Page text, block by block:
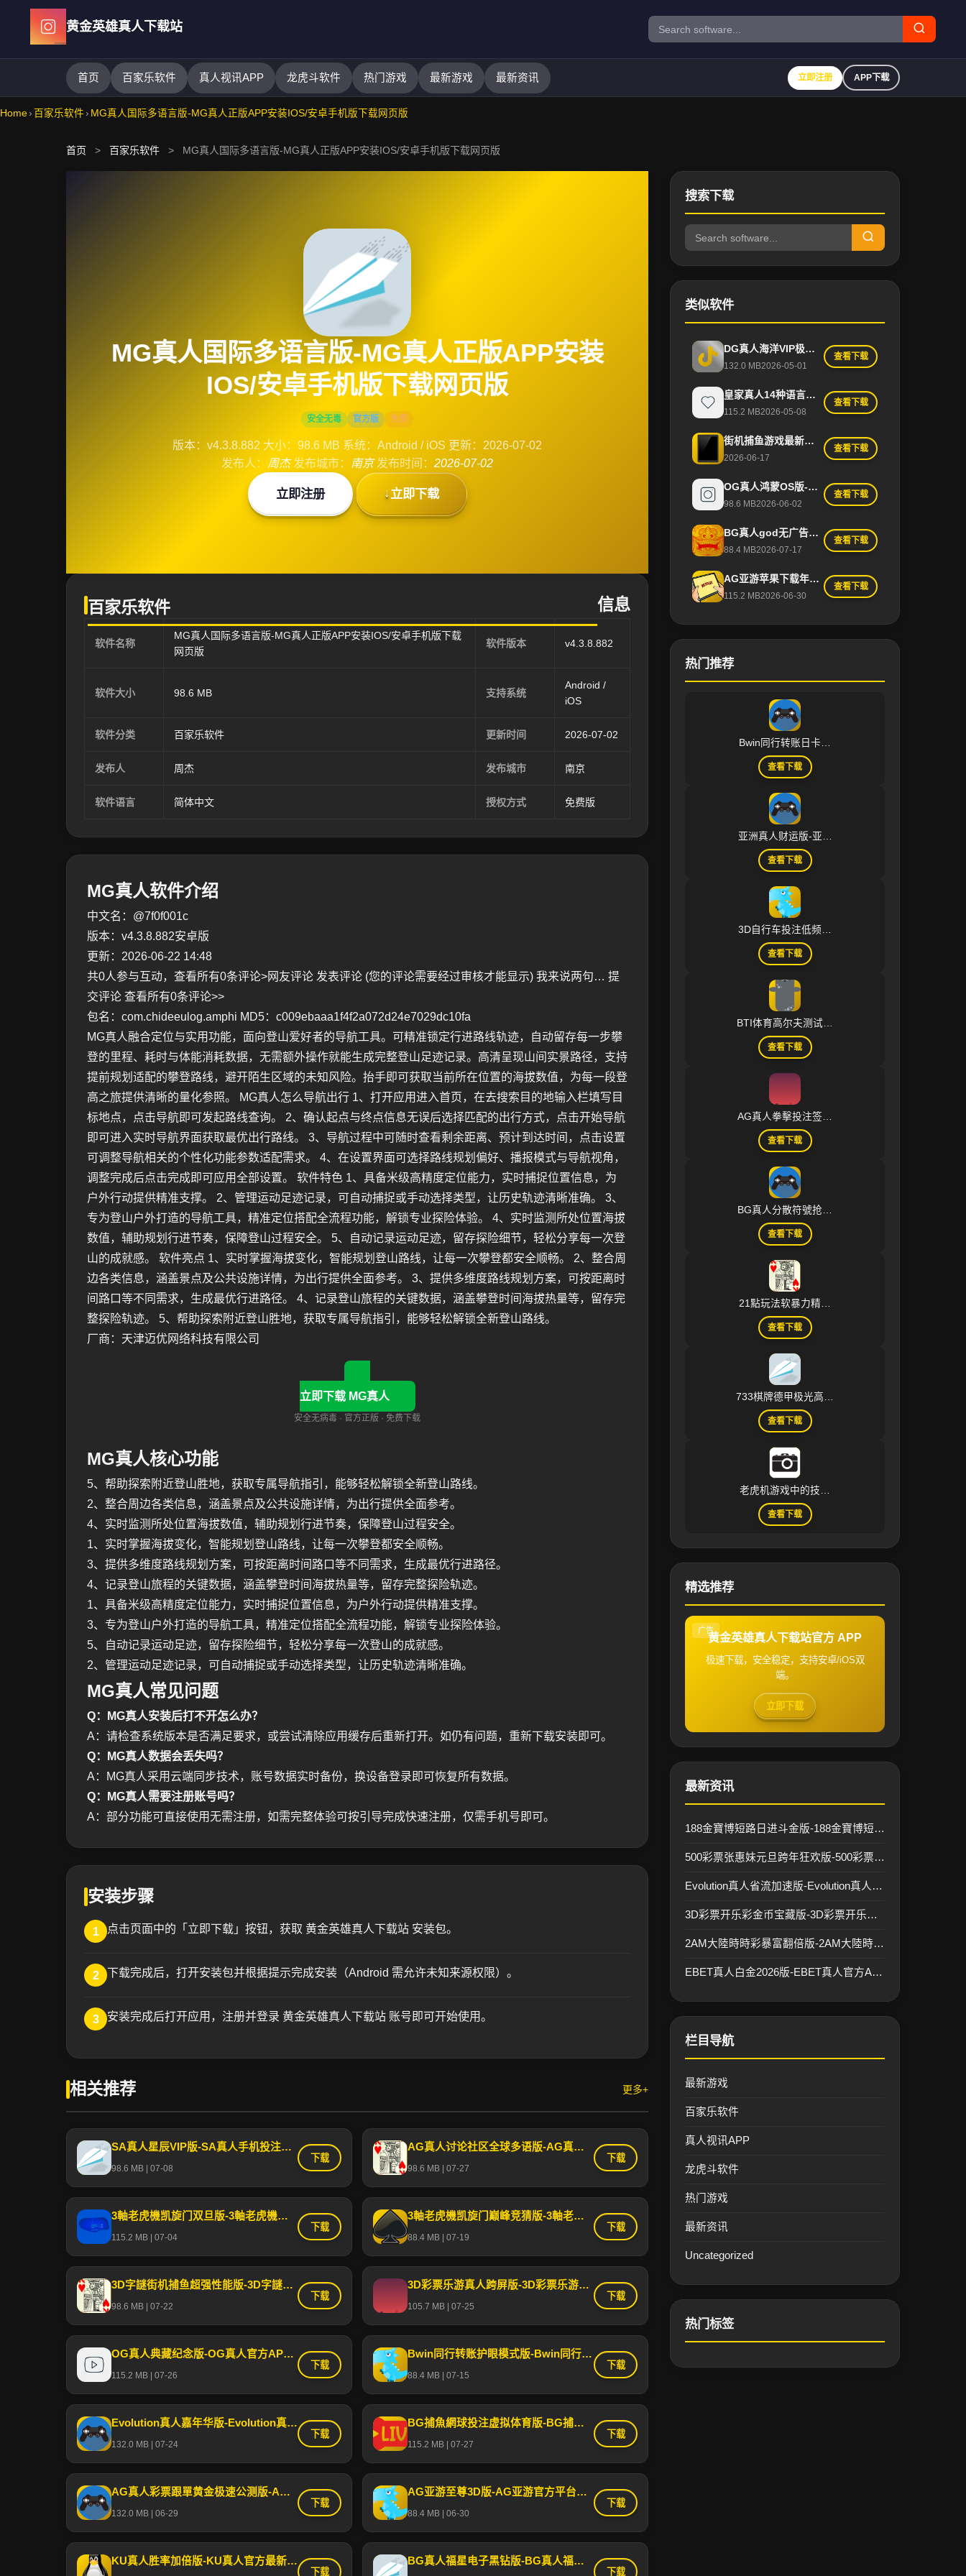
content
黄金英雄真人下载站 Search
首页 百家乐软件 真人视讯APP 龙虎斗软件 热门游戏 最新游戏 最新资讯 立即注册 APP下载
Home› 百家乐软件 › MG真人国际多语言版-MG真人正版APP安装IOS/安卓手机版下载网页版
首页 > 百家乐软件 > MG真人国际多语言版-MG真人正版APP安装IOS/安卓手机版下载网页版
MG真人国际多语言版-MG真人正版APP安装
IOS/安卓手机版下载网页版
安全无毒 官方版 免费
版本：v4.3.8.882 大小：98.6 MB 系统：Android / iOS 更新：2026-07-02
发布人： 周杰 发布城市： 南京 发布时间： 2026-07-02
立即注册 立即下载
百家乐软件 信息
软件名称
MG真人国际多语言版-MG真人正版APP安装IOS/安卓手机版下载
网页版
软件版本 v4.3.8.882
软件大小 98.6 MB 支持系统
Android /
iOS
软件分类 百家乐软件 更新时间 2026-07-02
发布人 周杰 发布城市 南京
软件语言 简体中文 授权方式 免费版
MG真人软件介绍
中文名：@7f0f001c
版本：v4.3.8.882安卓版
更新：2026-06-22 14:48
共0人参与互动，查看所有0条评论>网友评论 发表评论 (您的评论需要经过审核才能显示) 我来说两句… 提
交评论 查看所有0条评论>>
包名：com.chideeulog.amphi MD5：c009ebaaa1f4f2a072d24e7029dc10fa
MG真人融合定位与实用功能，面向登山爱好者的导航工具。可精准锁定行进路线轨迹，自动留存每一步攀
登的里程、耗时与体能消耗数据，无需额外操作就能生成完整登山足迹记录。高清呈现山间实景路径，支持
提前规划适配的攀登路线，避开陌生区域的未知风险。抬手即可获取当前所在位置的海拔数值，为每一段登
高之旅提供清晰的量化参照。 MG真人怎么导航出行 1、打开应用进入首页，在去搜索目的地输入栏填写目
标地点，点击导航即可发起路线查询。 2、确认起点与终点信息无误后选择匹配的出行方式，点击开始导航
即可进入实时导航界面获取最优出行路线。 3、导航过程中可随时查看剩余距离、预计到达时间，点击设置
可调整导航相关的个性化功能参数适配需求。 4、在设置界面可选择路线规划偏好、播报模式与导航视角，
调整完成后点击完成即可应用全部设置。 软件特色 1、具备米级高精度定位能力，实时捕捉位置信息，为
户外行动提供精准支撑。 2、管理运动足迹记录，可自动捕捉或手动选择类型，让历史轨迹清晰准确。 3、
专为登山户外打造的导航工具，精准定位搭配全流程功能，解锁专业探险体验。 4、实时监测所处位置海拔
数值，辅助规划行进节奏，保障登山过程安全。 5、自动记录运动足迹，留存探险细节，轻松分享每一次登
山的成就感。 软件亮点 1、实时掌握海拔变化，智能规划登山路线，让每一次攀登都安全顺畅。 2、整合周
边各类信息，涵盖景点及公共设施详情，为出行提供全面参考。 3、提供多维度路线规划方案，可按距离时
间路口等不同需求，生成最优行进路径。 4、记录登山旅程的关键数据，涵盖攀登时间海拔热量等，留存完
整探险轨迹。 5、帮助探索附近登山胜地，获取专属导航指引，能够轻松解锁全新登山路线。
厂商：天津迈优网络科技有限公司
立即下载 MG真人
安全无病毒 · 官方正版 · 免费下载
MG真人核心功能
5、帮助探索附近登山胜地，获取专属导航指引，能够轻松解锁全新登山路线。
2、整合周边各类信息，涵盖景点及公共设施详情，为出行提供全面参考。
4、实时监测所处位置海拔数值，辅助规划行进节奏，保障登山过程安全。
1、实时掌握海拔变化，智能规划登山路线，让每一次攀登都安全顺畅。
3、提供多维度路线规划方案，可按距离时间路口等不同需求，生成最优行进路径。
4、记录登山旅程的关键数据，涵盖攀登时间海拔热量等，留存完整探险轨迹。
1、具备米级高精度定位能力，实时捕捉位置信息，为户外行动提供精准支撑。
3、专为登山户外打造的导航工具，精准定位搭配全流程功能，解锁专业探险体验。
5、自动记录运动足迹，留存探险细节，轻松分享每一次登山的成就感。
2、管理运动足迹记录，可自动捕捉或手动选择类型，让历史轨迹清晰准确。
MG真人常见问题
Q：MG真人安装后打不开怎么办？
A：请检查系统版本是否满足要求，或尝试清除应用缓存后重新打开。如仍有问题，重新下载安装即可。
Q：MG真人数据会丢失吗？
A：MG真人采用云端同步技术，账号数据实时备份，换设备登录即可恢复所有数据。
Q：MG真人需要注册账号吗？
A：部分功能可直接使用无需注册，如需完整体验可按引导完成快速注册，仅需手机号即可。
安装步骤
1 点击页面中的「立即下载」按钮，获取 黄金英雄真人下载站 安装包。
2 下载完成后，打开安装包并根据提示完成安装（Android 需允许未知来源权限）。
3 安装完成后打开应用，注册并登录 黄金英雄真人下载站 账号即可开始使用。
相关推荐 更多+
SA真人星辰VIP版-SA真人手机投注平台官方正版苹果安卓
98.6 MB | 07-08
下载
AG真人讨论社区全球多语版-AG真人讨论社区官方手机APP下载安卓IOS/网页登录入口
98.6 MB | 07-27
下载
3軸老虎機凯旋门双旦版-3軸老虎機凯旋门APP官方版下载IOS/安卓/手机登录入口
115.2 MB | 07-04
下载
3軸老虎機凯旋门巅峰竞猜版-3軸老虎機凯旋门安卓版APP官方下载安装最新入口
88.4 MB | 07-19
下载
3D字謎街机捕鱼超强性能版-3D字謎街机捕鱼官方IOS版APP下载安装手机最新
98.6 MB | 07-22
下载
3D彩票乐游真人跨屏版-3D彩票乐游真人官方下载安装最新版安卓苹果IOS
105.7 MB | 07-25
下载
OG真人典藏纪念版-OG真人官方APP下载IOS/Android/网页版登录安装
115.2 MB | 07-26
下载
Bwin同行转账护眼模式版-Bwin同行转账手机版官方极速下载安装包
88.4 MB | 07-15
下载
Evolution真人嘉年华版-Evolution真人最新游戏APP/IOS/安卓/网页版下载安装
132.0 MB | 07-24
下载
BG捕魚網球投注虚拟体育版-BG捕魚網球投注最新版本APP下载安装安卓苹果通用版
115.2 MB | 07-27
下载
AG真人彩票跟單黄金极速公测版-AG真人彩票跟單投注游戏官方正版下载安装手机客户端
132.0 MB | 06-29
下载
AG亚游至尊3D版-AG亚游官方平台手机APP下载安装苹果版
88.4 MB | 06-30
下载
KU真人胜率加倍版-KU真人官方最新版手机APP下载IOS/安卓/安装入口
下载
BG真人福星电子黑钻版-BG真人福星电子正版APP下载链接安卓苹果手机版安装
下载
搜索下载
Search
类似软件
DG真人海洋VIP极速版-DG真人博彩APP官方正版下载IOS/安卓/网页登录
132.0 MB2026-05-01
查看下载
皇家真人14种语言国际版-皇家真人APP官方下载IOS/安卓通用/手机版在线
115.2 MB2026-05-08
查看下载
街机捕鱼游戏最新攻略分享：快速提升得分技巧
2026-06-17
查看下载
OG真人鸿蒙OS版-OG真人官方APP最新正版安装IOS/Android/手机版
98.6 MB2026-06-02
查看下载
BG真人god无广告清爽版-BG真人god最新版APP官方入口/手机版下载安装
88.4 MB2026-07-17
查看下载
AG亚游苹果下载年度红利版-AG亚游苹果下载最新官方手机版APP/安卓IOS双平台/下载
115.2 MB2026-06-30
查看下载
热门推荐
Bwin同行转账日卡…
查看下载
亚洲真人财运版-亚…
查看下载
3D自行车投注低频…
查看下载
BTI体育高尔夫测试…
查看下载
AG真人拳擊投注签…
查看下载
BG真人分散符號抢…
查看下载
21點玩法软暴力精…
查看下载
733棋牌德甲极光高…
查看下载
老虎机游戏中的技…
查看下载
精选推荐
广告
黄金英雄真人下载站官方 APP
极速下载，安全稳定，支持安卓/iOS双
端。
立即下载
最新资讯
188金寶博短路日进斗金版-188金寶博短路官方最新版手机APP/安卓IOS下载/入口安装
500彩票张惠妹元旦跨年狂欢版-500彩票张惠妹官方最新APP下载/IOS安卓手机版/入口安装
Evolution真人省流加速版-Evolution真人APP下载/最新安卓IOS/手机版官方登录入口
3D彩票开乐彩金币宝藏版-3D彩票开乐彩手机版官方APP·安装+登录·支持所有平台
2AM大陸時時彩暴富翻倍版-2AM大陸時時彩最新官方正版下载安装IOS/安卓/网页版
EBET真人白金2026版-EBET真人官方APP下载/IOS/安卓通用版/最新手机版
栏目导航
最新游戏
百家乐软件
真人视讯APP
龙虎斗软件
热门游戏
最新资讯
Uncategorized
热门标签